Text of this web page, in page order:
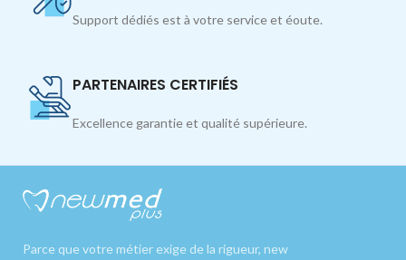
Support dédiés est à votre service et éoute.
PARTENAIRES CERTIFIÉS
Excellence garantie et qualité supérieure.
Parce que votre métier exige de la rigueur, new